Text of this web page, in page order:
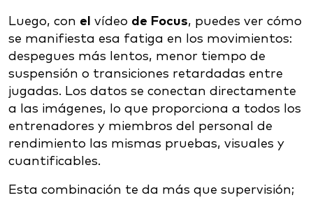
Luego, con el vídeo de Focus, puedes ver cómo
se manifiesta esa fatiga en los movimientos:
despegues más lentos, menor tiempo de
suspensión o transiciones retardadas entre
jugadas. Los datos se conectan directamente
a las imágenes, lo que proporciona a todos los
entrenadores y miembros del personal de
rendimiento las mismas pruebas, visuales y
cuantificables.
Esta combinación te da más que supervisión;